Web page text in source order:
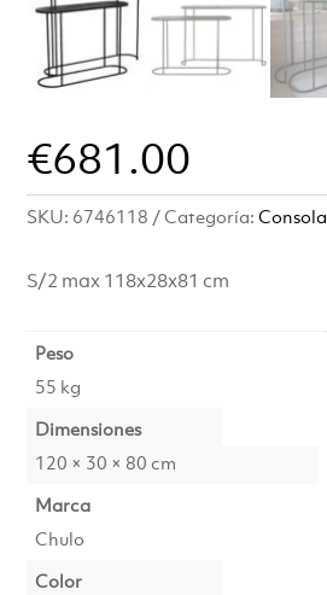
€681.00
SKU: 6746118 Categoría:Consola
S/2 max 118x28x81 cm
Peso
55 kg
Dimensiones
120 × 30 × 80 cm
Marca
Chulo
Color